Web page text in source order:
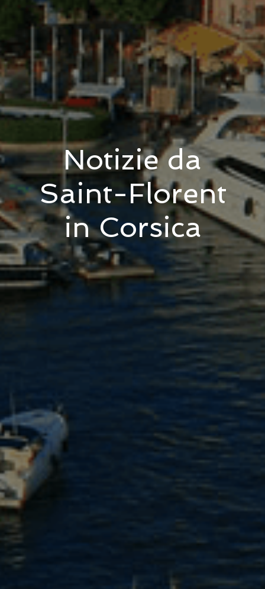
Notizie da
Saint-Florent
in Corsica